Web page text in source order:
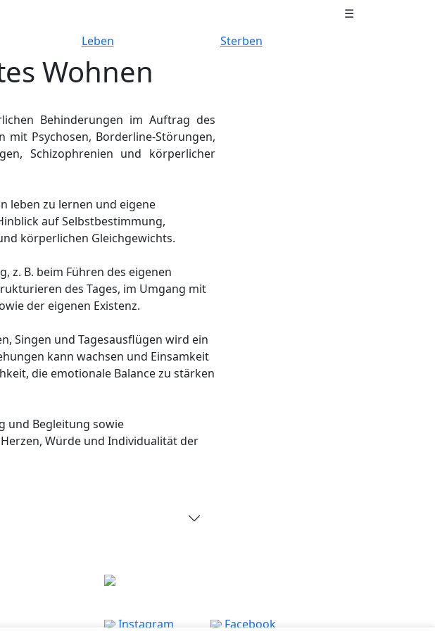
☰
Leben Sterben
Wohnen
Behinderungen im Auftrag des
Psychosen, Borderline-Störungen,
Schizophrenien und körperlicher
leben zu lernen und eigene
auf Selbstbestimmung,
körperlichen Gleichgewichts.
z. B. beim Führen des eigenen
des Tages, im Umgang mit
der eigenen Existenz.
Singen und Tagesausflügen wird ein
kann wachsen und Einsamkeit
die emotionale Balance zu stärken
und Begleitung sowie
Würde und Individualität der
Instagram Facebook